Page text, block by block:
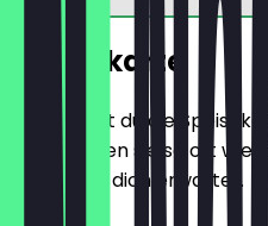
Speisekarte
Hier findest du die
aktualisieren sie so oft
weißt, was dich erwartet.